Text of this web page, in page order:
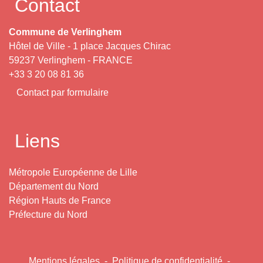
Contact
Commune de Verlinghem
Hôtel de Ville - 1 place Jacques Chirac
59237 Verlinghem - FRANCE
+33 3 20 08 81 36
Contact par formulaire
Liens
Métropole Européenne de Lille
Département du Nord
Région Hauts de France
Préfecture du Nord
Mentions légales - Politique de confidentialité -